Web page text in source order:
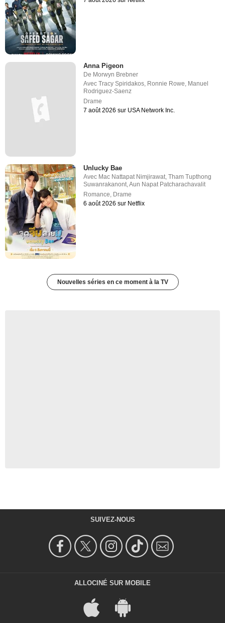
Anna Pigeon
De Morwyn Brebner
AvecTracy Spiridakos Ronnie Rowe Manuel
Rodriguez-Saenz
Drame
7 août 2026 sur USA Network Inc.
Unlucky Bae
Avec Mac Nattapat Nimjirawat,Tham Tupthong
Suwanrakanont,Aun Napat Patcharachavalit
Romance, Drame
6 août 2026 sur Netflix
Nouvelles séries en ce moment à la TV
SUIVEZ-NOUS
ALLOCINÉ SUR MOBILE